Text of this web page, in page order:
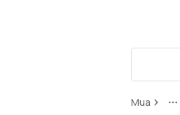
Mua